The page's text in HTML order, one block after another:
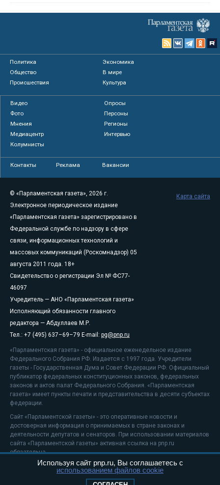
Политика
Экономика
Общество
В мире
Происшествия
Культура
Видео
Опросы
Фото
Персоны
Мнения
Регионы
Медиацентр
Интервью
Колумнисты
Контакты Реклама Вакансии
© «Парламентская газета», 2026 г.
Электронное периодическое издание
«Парламентская газета» зарегистрировано в
Федеральной службе по надзору в сфере
связи, информационных технологий и
массовых коммуникаций (Роскомнадзор) 05
августа 2011 года. 18+
Свидетельство о регистрации Эл № ФС77-
46097
Учредитель — АНО «Парламентская газета»
Исполняющий обязанности главного
редактора — Абдуллаев М.Р.
Тел.: +7 (495) 637–69–79 E-mail: pg@pnp.ru
«Парламентская газета» - официальное еженедельное издание
Федерального Собрания РФ. Издается с 1997 года. Учредители
газеты - Государственная Дума и Совет Федерации РФ. Официальный
публикатор федеральных конституционных законов, федеральных
законов и актов палат Федерального Собрания. «Парламентская
газета» имеет пункты печати и представительства в десяти субъектах
федерации.
Сайт «Парламентской газеты» - это оперативные новости и
достоверная информация о принимаемых в стране законах и
деятельности депутатов и сенаторов. При использовании материалов
сайта «Парламентской газеты» активная ссылка на pnp.ru
обязательна.
На информационном ресурсе применяютсярекомендательные
Положение о защите персональных данных
Карта сайта
Используя сайт pnp.ru, Вы соглашаетесь с
использованием файлов cookie